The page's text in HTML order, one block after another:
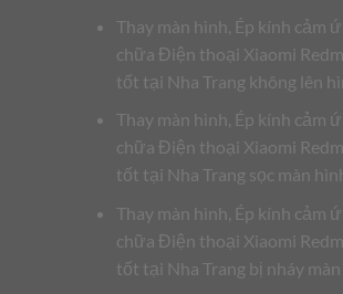
Thay màn hình, Ép kính cảm
chữa Điện thoại Xiaomi
tốt tại Nha Trang không lên
Thay màn hình, Ép kính cảm
chữa Điện thoại Xiaomi
tốt tại Nha Trang sọc màn
Thay màn hình, Ép kính cảm
chữa Điện thoại Xiaomi
tốt tại Nha Trang bị nháy